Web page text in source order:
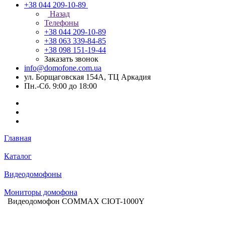
+38 044 209-10-89
Назад
Телефоны
+38 044 209-10-89
+38 063 339-84-85
+38 098 151-19-44
Заказать звонок
info@domofone.com.ua
ул. Борщаговская 154А, ТЦ Аркадия
Пн.-Сб. 9:00 до 18:00
Главная
Каталог
Видеодомофоны
Мониторы домофона
Видеодомофон COMMAX CIOT-1000Y